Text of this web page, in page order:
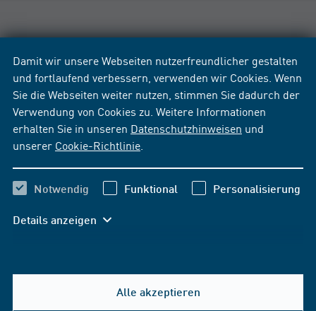
Damit wir unsere Webseiten nutzerfreundlicher gestalten
und fortlaufend verbessern, verwenden wir Cookies. Wenn
Sie die Webseiten weiter nutzen, stimmen Sie dadurch der
Verwendung von Cookies zu. Weitere Informationen
erhalten Sie in unseren Datenschutzhinweisen und
unserer Cookie-Richtlinie
Notwendig Funktional Personalisierung
Details anzeigen
Alle akzeptieren